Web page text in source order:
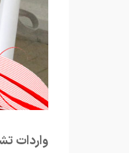
واردات